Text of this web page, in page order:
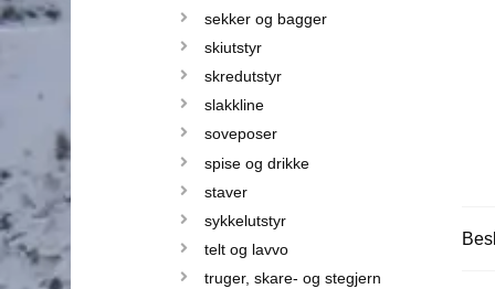
sekker og bagger
skiutstyr
skredutstyr
slakkline
soveposer
spise og drikke
staver
sykkelutstyr
telt og lavvo
truger, skare- og stegjern